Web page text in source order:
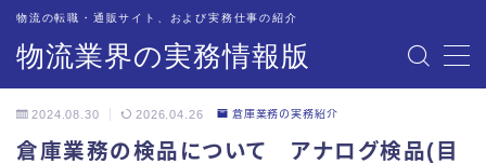
物流業界の実務情報版
物流の転職・通販サイト、および実務仕事の紹介
MENU
物流業界への転職サイトを紹介・解説
2024.08.30 2026.04.26 倉庫業務の実務紹介
倉庫業務の検品について アナログ検品(目